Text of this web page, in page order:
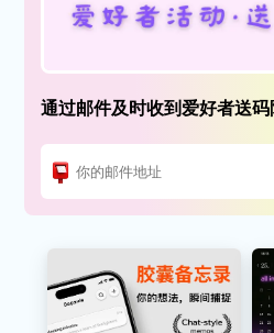
通过邮件及时收到爱好者送